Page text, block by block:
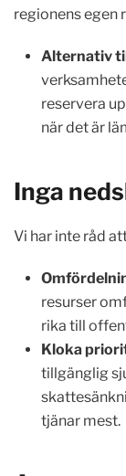
regionens egen
Alternativ
reservera
när det är
Inga
Vi har inte råd
resurser
rika till
Kloka
tillgänglig
tjänar mest.